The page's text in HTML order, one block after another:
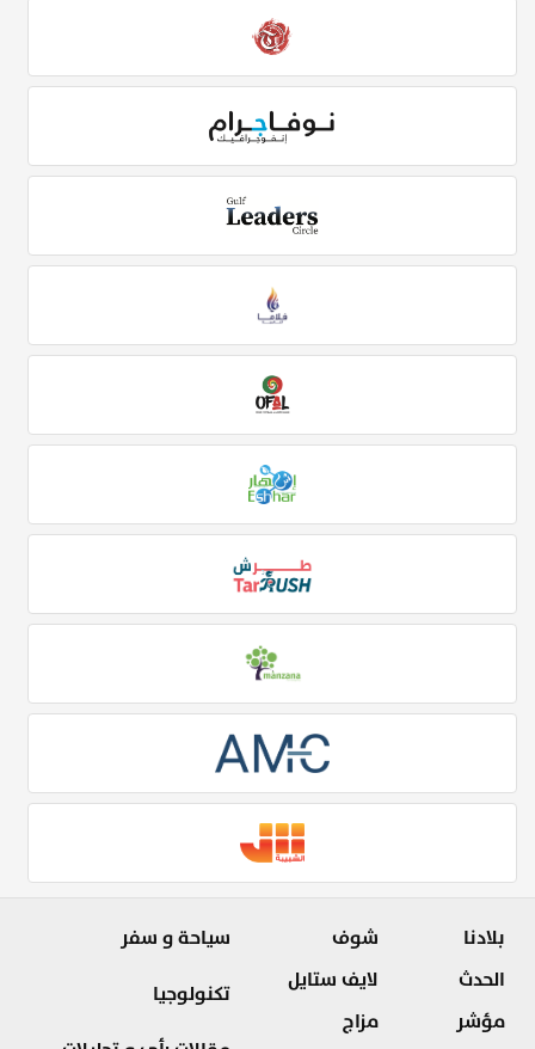
بلادنا
الحدث
مؤشر
شوف
لايف ستايل
مزاج
سياحة و سفر
تكنولوجيا